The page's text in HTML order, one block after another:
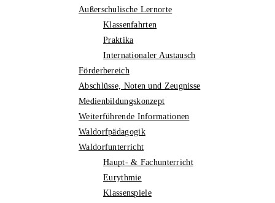
Außerschulische Lernorte
Klassenfahrten
Praktika
Internationaler Austausch
Förderbereich
Abschlüsse, Noten und Zeugnisse
Medienbildungskonzept
Weiterführende Informationen
Waldorfpädagogik
Waldorfunterricht
Haupt- & Fachunterricht
Eurythmie
Klassenspiele